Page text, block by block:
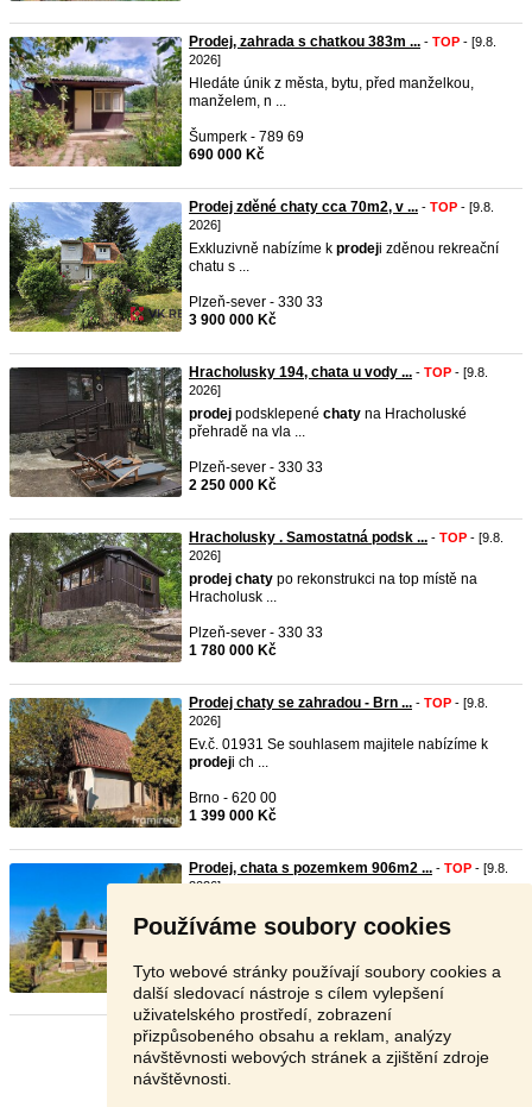
Používáme soubory cookies
Tyto webové stránky používají soubory cookies a
další sledovací nástroje s cílem vylepšení
uživatelského prostředí, zobrazení
přizpůsobeného obsahu a reklam, analýzy
návštěvnosti webových stránek a zjištění zdroje
návštěvnosti.
Prodej, zahrada s chatkou 383m ... - TOP - [9.8.
2026]
Hledáte únik z města, bytu, před manželkou,
manželem, n ...
Šumperk - 789 69
690 000 Kč
Prodej zděné chaty cca 70m2, v ... - TOP - [9.8.
2026]
Exkluzivně nabízíme k prodeji zděnou rekreační
chatu s ...
Plzeň-sever - 330 33
3 900 000 Kč
Hracholusky 194, chata u vody ... - TOP - [9.8.
2026]
prodej podsklepené chaty na Hracholuské
přehradě na vla ...
Plzeň-sever - 330 33
2 250 000 Kč
Hracholusky . Samostatná podsk ... - TOP - [9.8.
2026]
prodej chaty po rekonstrukci na top místě na
Hracholusk ...
Plzeň-sever - 330 33
1 780 000 Kč
Prodej chaty se zahradou - Brn ... - TOP - [9.8.
2026]
Ev.č. 01931 Se souhlasem majitele nabízíme k
prodeji ch ...
Brno - 620 00
1 399 000 Kč
Prodej, chata s pozemkem 906m2 ... - TOP - [9.8.
2026]
Stříbr ...
Praha - východ - 281 67
3 295 000 Kč
Stránka: 1 2 3 Další